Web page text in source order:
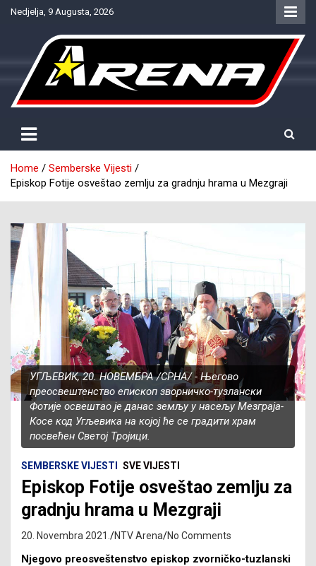
SkipNedjelja, 9 Augusta, 2026
NTV Arena
Home
Semberske Vijesti
Episkop Fotije osveštao zemlju za gradnju hrama u Mezgraji
УГЉЕВИК, 20. НОВЕМБРА /СРНА/ - Његово
преосвештенство епископ зворничко-тузлански
Фотије освештао је данас земљу у насељу Мезграја-
Косе код Угљевика на којој ће се градити храм
посвећен Светој Тројици.
SEMBERSKE VIJESTI SVE VIJESTI
Episkop Fotije osveštao zemlju za
gradnju hrama u Mezgraji
20. Novembra 2021. NTV Arena No Comments
Njegovo preosveštenstvo episkop zvorničko-tuzlanski